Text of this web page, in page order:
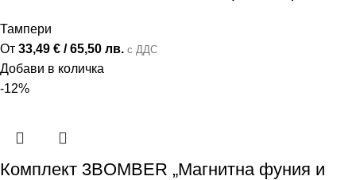
Тампери
От 33,49 € / 65,50 лв. с ДДС
Добави в количка
-12%
Комплект 3BOMBER „Магнитна фуния и